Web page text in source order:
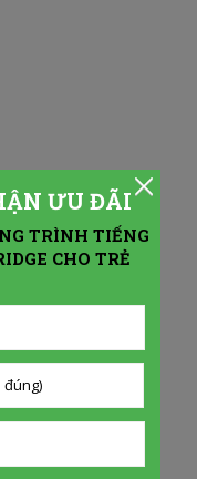
TRÌNH TIẾNG
CHO TRẺ
ƯU ĐÃI